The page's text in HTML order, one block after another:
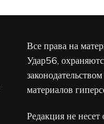
Все права на
Удар56,
материалов
Редакция не несет